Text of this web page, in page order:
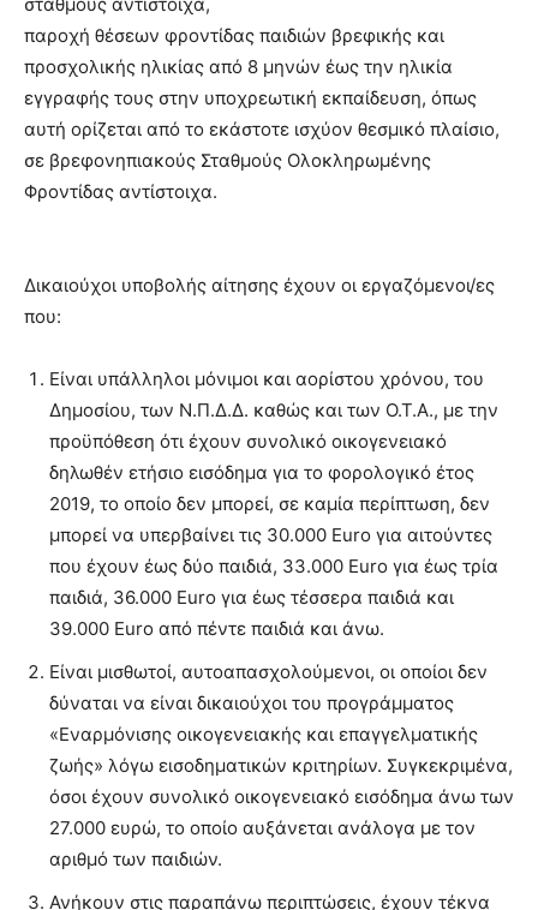
παροχή θέσεων φροντίδας παιδιών βρεφικής και
προσχολικής ηλικίας από 8 μηνών έως την ηλικία
εγγραφής τους στην υποχρεωτική εκπαίδευση, όπως
αυτή ορίζεται από το εκάστοτε ισχύον θεσμικό πλαίσιο,
σε βρεφονηπιακούς Σταθμούς Ολοκληρωμένης
Φροντίδας αντίστοιχα.
Δικαιούχοι υποβολής αίτησης έχουν οι εργαζόμενοι/ες
που:
Είναι υπάλληλοι μόνιμοι και αορίστου χρόνου, του
Δημοσίου, των Ν.Π.Δ.Δ. καθώς και των Ο.Τ.Α., με την
προϋπόθεση ότι έχουν συνολικό οικογενειακό
δηλωθέν ετήσιο εισόδημα για το φορολογικό έτος
2019, το οποίο δεν μπορεί, σε καμία περίπτωση, δεν
μπορεί να υπερβαίνει τις 30.000 Euro για αιτούντες
που έχουν έως δύο παιδιά, 33.000 Euro για έως τρία
παιδιά, 36.000 Euro για έως τέσσερα παιδιά και
39.000 Euro από πέντε παιδιά και άνω.
Είναι μισθωτοί, αυτοαπασχολούμενοι, οι οποίοι δεν
δύναται να είναι δικαιούχοι του προγράμματος
«Εναρμόνισης οικογενειακής και επαγγελματικής
ζωής» λόγω εισοδηματικών κριτηρίων. Συγκεκριμένα,
όσοι έχουν συνολικό οικογενειακό εισόδημα άνω των
27.000 ευρώ, το οποίο αυξάνεται ανάλογα με τον
αριθμό των παιδιών.
Ανήκουν στις παραπάνω περιπτώσεις, έχουν τέκνα